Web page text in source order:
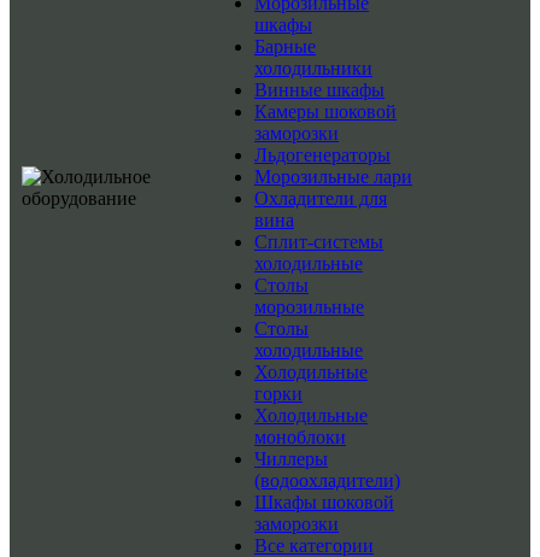
шкафы
Барные
холодильники
Винные шкафы
Камеры шоковой
заморозки
Льдогенераторы
Морозильные лари
Охладители для
вина
Сплит-системы
холодильные
Столы
морозильные
Столы
холодильные
Холодильные
горки
Холодильные
моноблоки
Чиллеры
(водоохладители)
Шкафы шоковой
заморозки
Все категории